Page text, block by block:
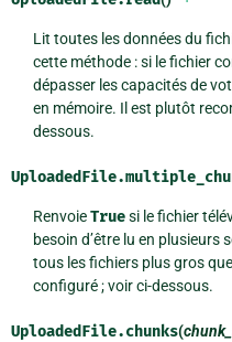
Lit toutes les données du
cette méthode : si le fichier
dépasser les capacités de
en mémoire. Il est plutôt
dessous.
UploadedFile.
RenvoieTruesi le fichier
besoin d’être lu en plusieurs
tous les fichiers plus gros
configuré ; voir ci-dessous.
UploadedFile.chunks(